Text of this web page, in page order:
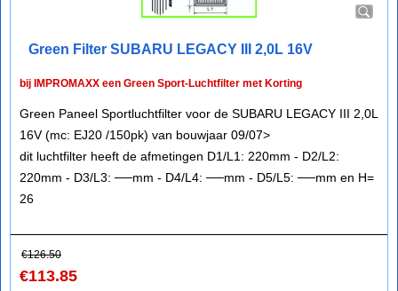
Green Filter SUBARU LEGACY III 2,0L 16V
bij IMPROMAXX een Green Sport-Luchtfilter met Korting
Green Paneel Sportluchtfilter voor de SUBARU LEGACY III 2,0L
16V (mc: EJ20 /150pk) van bouwjaar 09/07>
dit luchtfilter heeft de afmetingen D1/L1: 220mm - D2/L2:
220mm - D3/L3: ──mm - D4/L4: ──mm - D5/L5: ──mm en H=
26
€126.50
€113.85